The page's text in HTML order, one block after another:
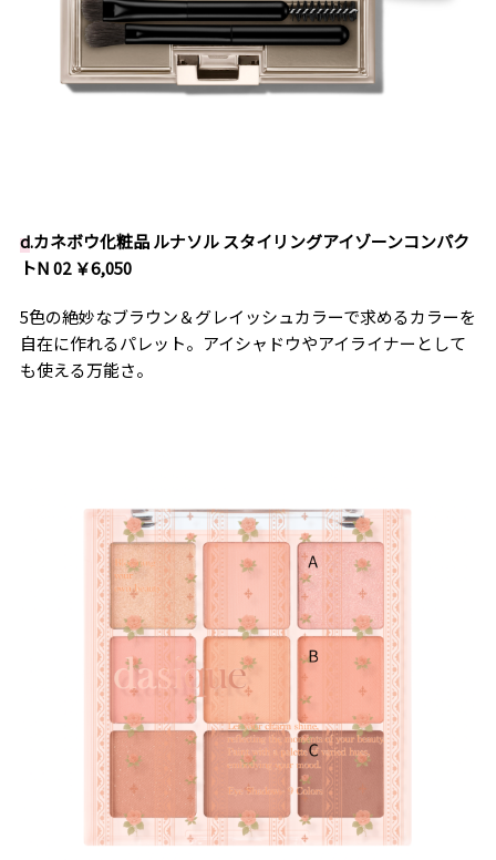
d.カネボウ化粧品 ルナソル スタイリングアイゾーンコンパク
トN 02 ￥6,050
5色の絶妙なブラウン＆グレイッシュカラーで求めるカラーを
自在に作れるパレット。アイシャドウやアイライナーとして
も使える万能さ。